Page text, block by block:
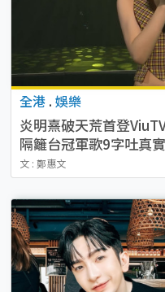
全港 . 娛樂
炎明熹破天荒首登
隔籬台冠軍歌9字吐真
文 : 鄭惠文